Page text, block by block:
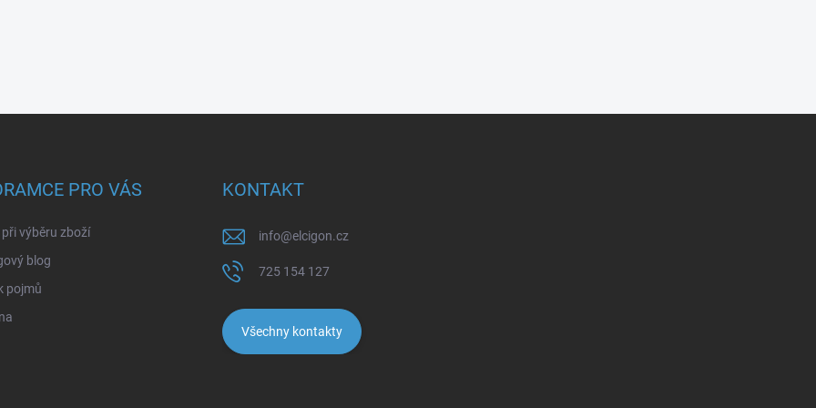
PRO VÁS
při výběru zboží
blog
pojmů
KONTAKT
info@elcigon.cz
725 154 127
Všechny kontakty